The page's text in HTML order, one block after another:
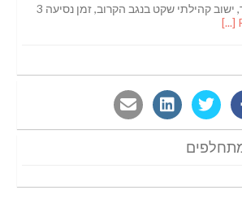
ישוב קהילתי שקט בנגב הקרוב, זמן נסיעה 3